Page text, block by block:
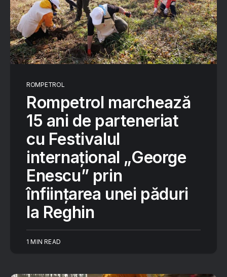
ROMPETROL
Rompetrol marchează
15 ani de parteneriat
cu Festivalul
internațional „George
Enescu” prin
înființarea unei păduri
la Reghin
1 MIN READ